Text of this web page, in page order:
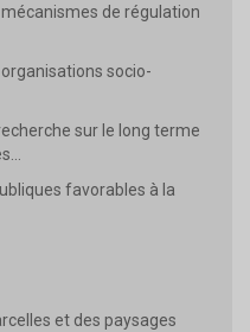
de régulation
socio-
sur le long terme
favorables à la
et des paysages